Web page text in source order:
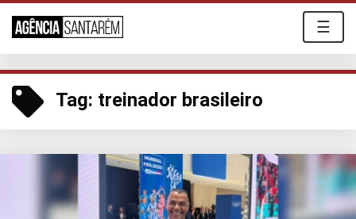
☰
Tag: treinador brasileiro